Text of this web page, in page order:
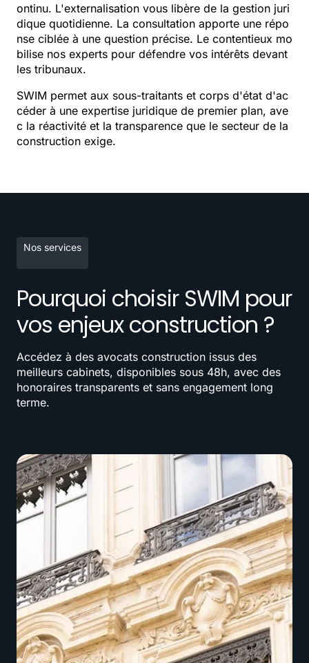
ontinu. L'externalisation vous libère de la gestion juri
dique quotidienne. La consultation apporte une répo
nse ciblée à une question précise. Le contentieux mo
bilise nos experts pour défendre vos intérêts devant
les tribunaux.
SWIM permet aux sous-traitants et corps d'état d'ac
céder à une expertise juridique de premier plan, ave
c la réactivité et la transparence que le secteur de la
construction exige.
Nos services
Pourquoi choisir SWIM pour
vos enjeux construction ?
Accédez à des avocats construction issus des
meilleurs cabinets, disponibles sous 48h, avec des
honoraires transparents et sans engagement long
terme.